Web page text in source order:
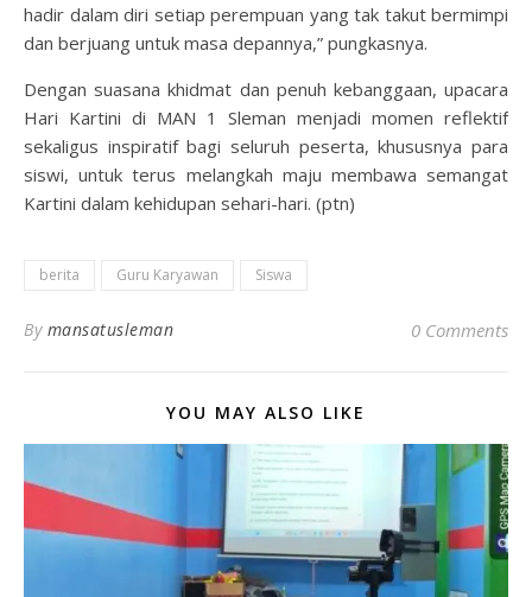
hadir dalam diri setiap perempuan yang tak takut bermimpi
dan berjuang untuk masa depannya,” pungkasnya.
Dengan suasana khidmat dan penuh kebanggaan, upacara
Hari Kartini di MAN 1 Sleman menjadi momen reflektif
sekaligus inspiratif bagi seluruh peserta, khususnya para
siswi, untuk terus melangkah maju membawa semangat
Kartini dalam kehidupan sehari-hari. (ptn)
berita Guru Karyawan Siswa
By mansatusleman 0 Comments
YOU MAY ALSO LIKE